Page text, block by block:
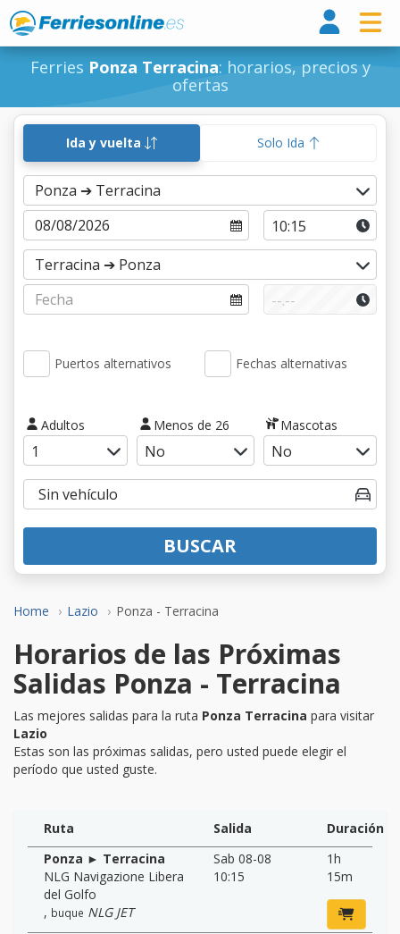
Ferries Ponza Terracina: horarios, precios y
ofertas
Home Lazio Ponza - Terracina
Ida y vuelta Solo Ida
Puertos alternativos Fechas alternativas
Adultos Menos de 26 Mascotas
BUSCAR
Horarios de las Próximas
Salidas Ponza - Terracina
Las mejores salidas para la ruta Ponza Terracina para visitar
Lazio
Estas son las próximas salidas, pero usted puede elegir el
período que usted guste.
Ruta Salida
Duración
Ponza ► Terracina
NLG Navigazione Libera
del Golfo
, buque NLG JET
Sab 08-08
10:15
1h
15m